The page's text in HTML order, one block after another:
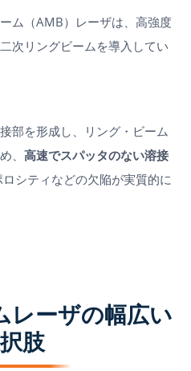
ム（AMB）レーザは、高強度
次リングビームを導入してい
部を形成し、リング・ビーム
、 高速でスパッタのない溶接
シティなどの欠陥が実質的に
レーザの幅広い
肢